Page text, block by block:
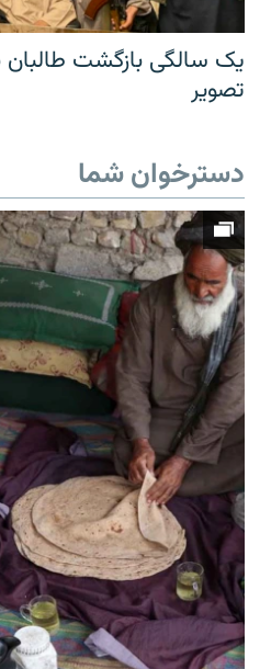
یک سالگی بازگشت طالبان
تصویر
دسترخوان شما